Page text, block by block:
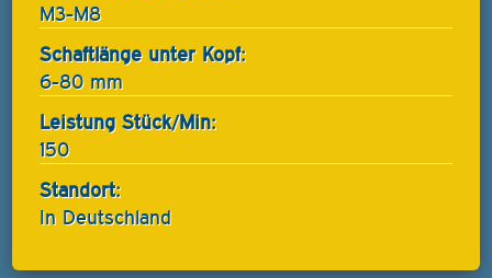
M3-M8
Schaftlänge unter Kopf:
6-80 mm
Leistung Stück/Min:
150
Standort:
In Deutschland